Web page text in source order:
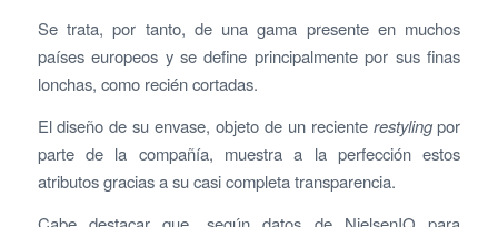
Se trata, por tanto, de una gama presente en muchos
países europeos y se define principalmente por sus finas
lonchas, como recién cortadas.
El diseño de su envase, objeto de un reciente restylingpor
parte de la compañía, muestra a la perfección estos
atributos gracias a su casi completa transparencia.